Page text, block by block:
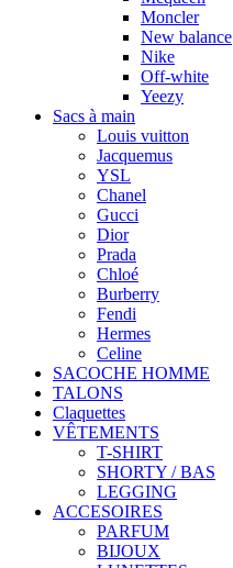
Moncler
New balance
Nike
Off-white
Yeezy
Sacs à main
Louis vuitton
Jacquemus
YSL
Chanel
Gucci
Dior
Prada
Chloé
Burberry
Fendi
Hermes
Celine
SACOCHE HOMME
TALONS
Claquettes
VÊTEMENTS
T-SHIRT
SHORTY / BAS
LEGGING
ACCESOIRES
PARFUM
BIJOUX